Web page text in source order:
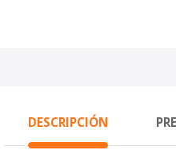
DESCRIPCIÓN